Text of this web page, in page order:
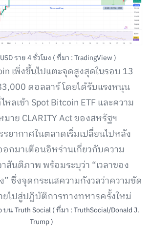
ราย 4 ชั่วโมง ( ที่มา : TradingView )
เพิ่งขึ้นไปแตะจุดสูงสุดในรอบ 13
ดอลลาร์ โดยได้รับแรงหนุน
ลเข้า Spot Bitcoin ETF และความ
าย CLARITY Act ของสหรัฐฯ
ยากาศในตลาดเริ่มเปลี่ยนไปหลัง
อกมาเตือนอิหร่านเกี่ยวกับความ
าสันติภาพ พร้อมระบุว่า “เวลาของ
ซึ่งจุดกระแสความกังวลว่าความขัด
ไปสู่ปฏิบัติการทางทหารครั้งใหม่